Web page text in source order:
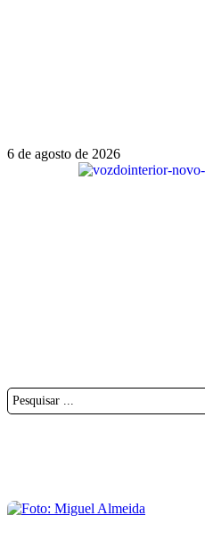
6 de agosto de 2026
Pesquisar
...